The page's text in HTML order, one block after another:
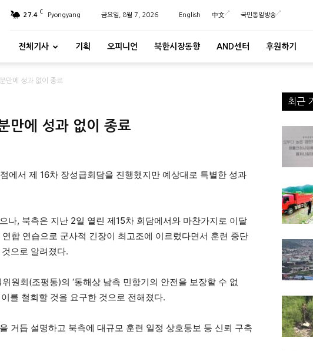
27.4 C Pyongyang 금요일, 8월 7, 2026 English 中文 국민통일방송
전체기사 기획 오피니언 북한시장동향 AND센터 후원하기
만에 성과 없이 종료
만에 성과 없이 종료
에서 제 16차 장성급회담을 진행했지만 예상대로 특별한 성과
나, 북측은 지난 2일 열린 제15차 회담에서와 마찬가지로 이달
합 연습으로 군사적 긴장이 최고조에 이르렀다면서 훈련 중단
으로 알려졌다.
원회(조평통)의 ‘동해상 남측 민항기의 안전을 보장할 수 없
를 철회할 것을 요구한 것으로 전해졌다.
거듭 설명하고 북측에 대규모 훈련 일정 상호통보 등 신뢰 구축
최근